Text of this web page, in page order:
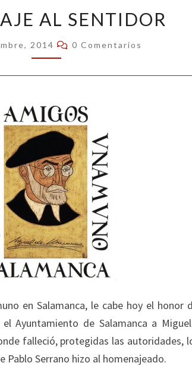
AL
SENTIDOR
AL SENTIDOR
2014 Comentarios
0 Comentarios
en Salamanca, le cabe hoy el honor
Ayuntamiento de Salamanca a
falleció, protegidas las autoridades,
Serrano hizo al homenajeado.